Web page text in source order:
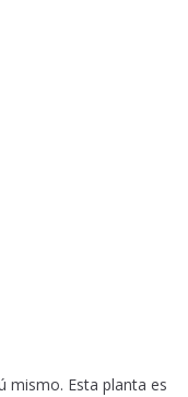
mismo. Esta planta es